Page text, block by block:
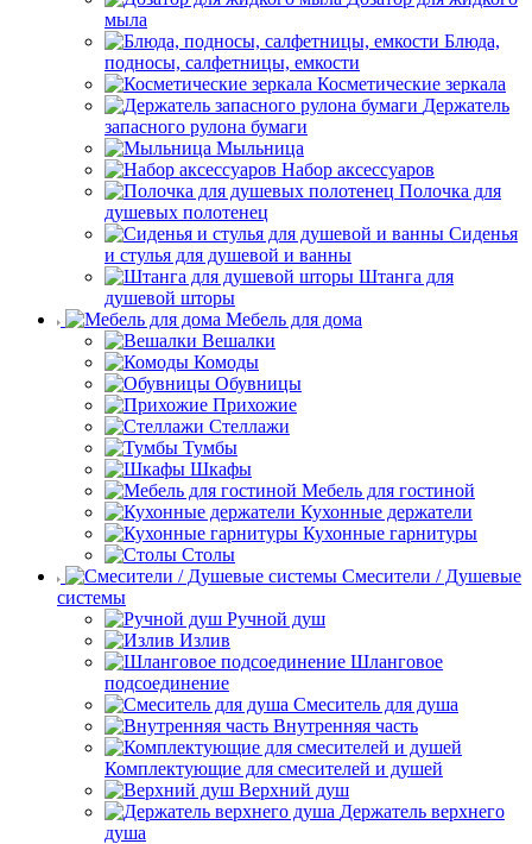
мыла
Блюда,
подносы, салфетницы, емкости
Косметические зеркала
Держатель
запасного рулона бумаги
Мыльница
Набор аксессуаров
Полочка для
душевых полотенец
Сиденья
и стулья для душевой и ванны
Штанга для
душевой шторы
Мебель для дома
Вешалки
Комоды
Обувницы
Прихожие
Стеллажи
Тумбы
Шкафы
Мебель для гостиной
Кухонные держатели
Кухонные гарнитуры
Столы
Смесители / Душевые
системы
Ручной душ
Излив
Шланговое
подсоединение
Смеситель для душа
Внутренняя часть
Комплектующие для смесителей и душей
Верхний душ
Держатель верхнего
душа